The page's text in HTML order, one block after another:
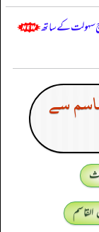
سہولت کے ساتھ
سے